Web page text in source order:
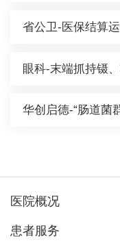
省公卫-医保结算
眼科-末端抓持镊
华创启德-“肠道菌
医院概况
患者服务